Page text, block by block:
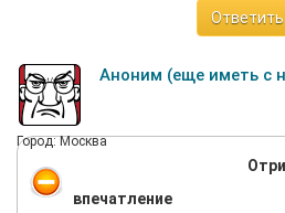
Ответить
Аноним (еще иметь с
Город: Москва
впечатление